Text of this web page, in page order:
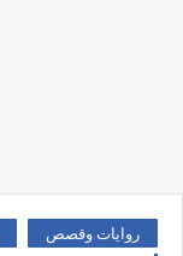
روايات وقصص